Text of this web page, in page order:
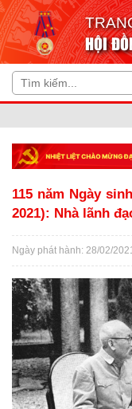
HỘI
115 năm Ngày
2021): Nhà lãnh
Ngày phát hành: 28/02/2021